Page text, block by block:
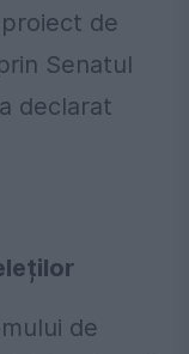
de
Senatul
declarat
de